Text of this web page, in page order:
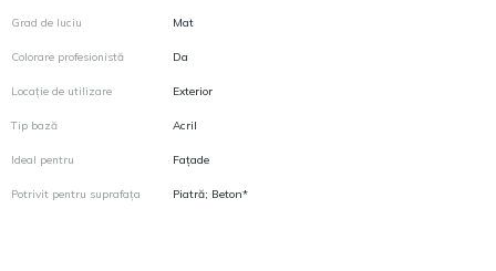
Grad de luciu Mat
Colorare profesionistă Da
Locație de utilizare Exterior
Tip bază Acril
Ideal pentru Fațade
Potrivit pentru suprafața Piatră; Beton*